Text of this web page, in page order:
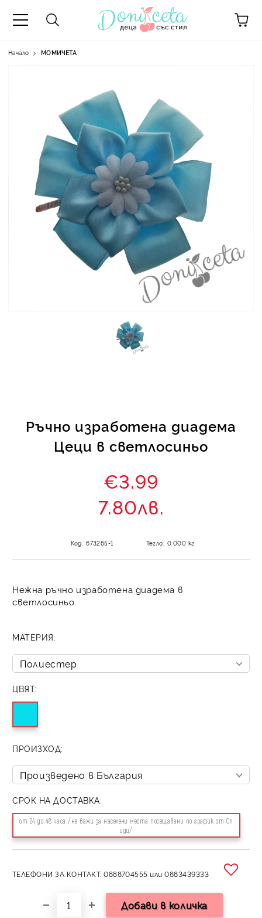
Начало МОМИЧЕТА
Ръчно изработена диадема
Цеци в светлосиньо
€3.99
7.80лв.
Код: 673265-1 Тегло: 0.000 кг
Нежна ръчно изработена диадема в
светлосиньо.
МАТЕРИЯ:
ЦВЯТ:
ПРОИЗХОД:
СРОК НА ДОСТАВКА:
от 24 до 48 часа /не важи за населени места посещавани по график от Сп
иди/
ТЕЛЕФОНИ ЗА КОНТАКТ: 0888704555 или 0883439333